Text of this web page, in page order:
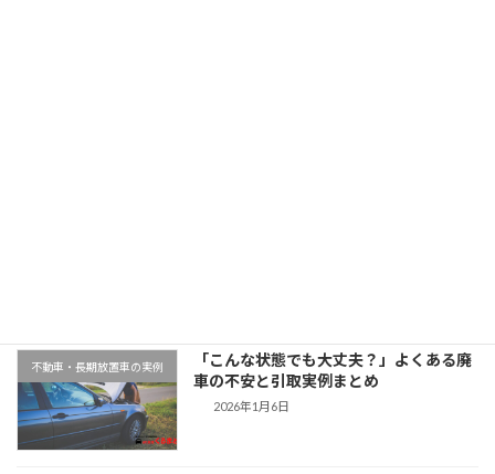
不動車・長期放置車の実例
「こんな状態でも大丈夫？」よくある廃
車の不安と引取実例まとめ
2026年1月6日